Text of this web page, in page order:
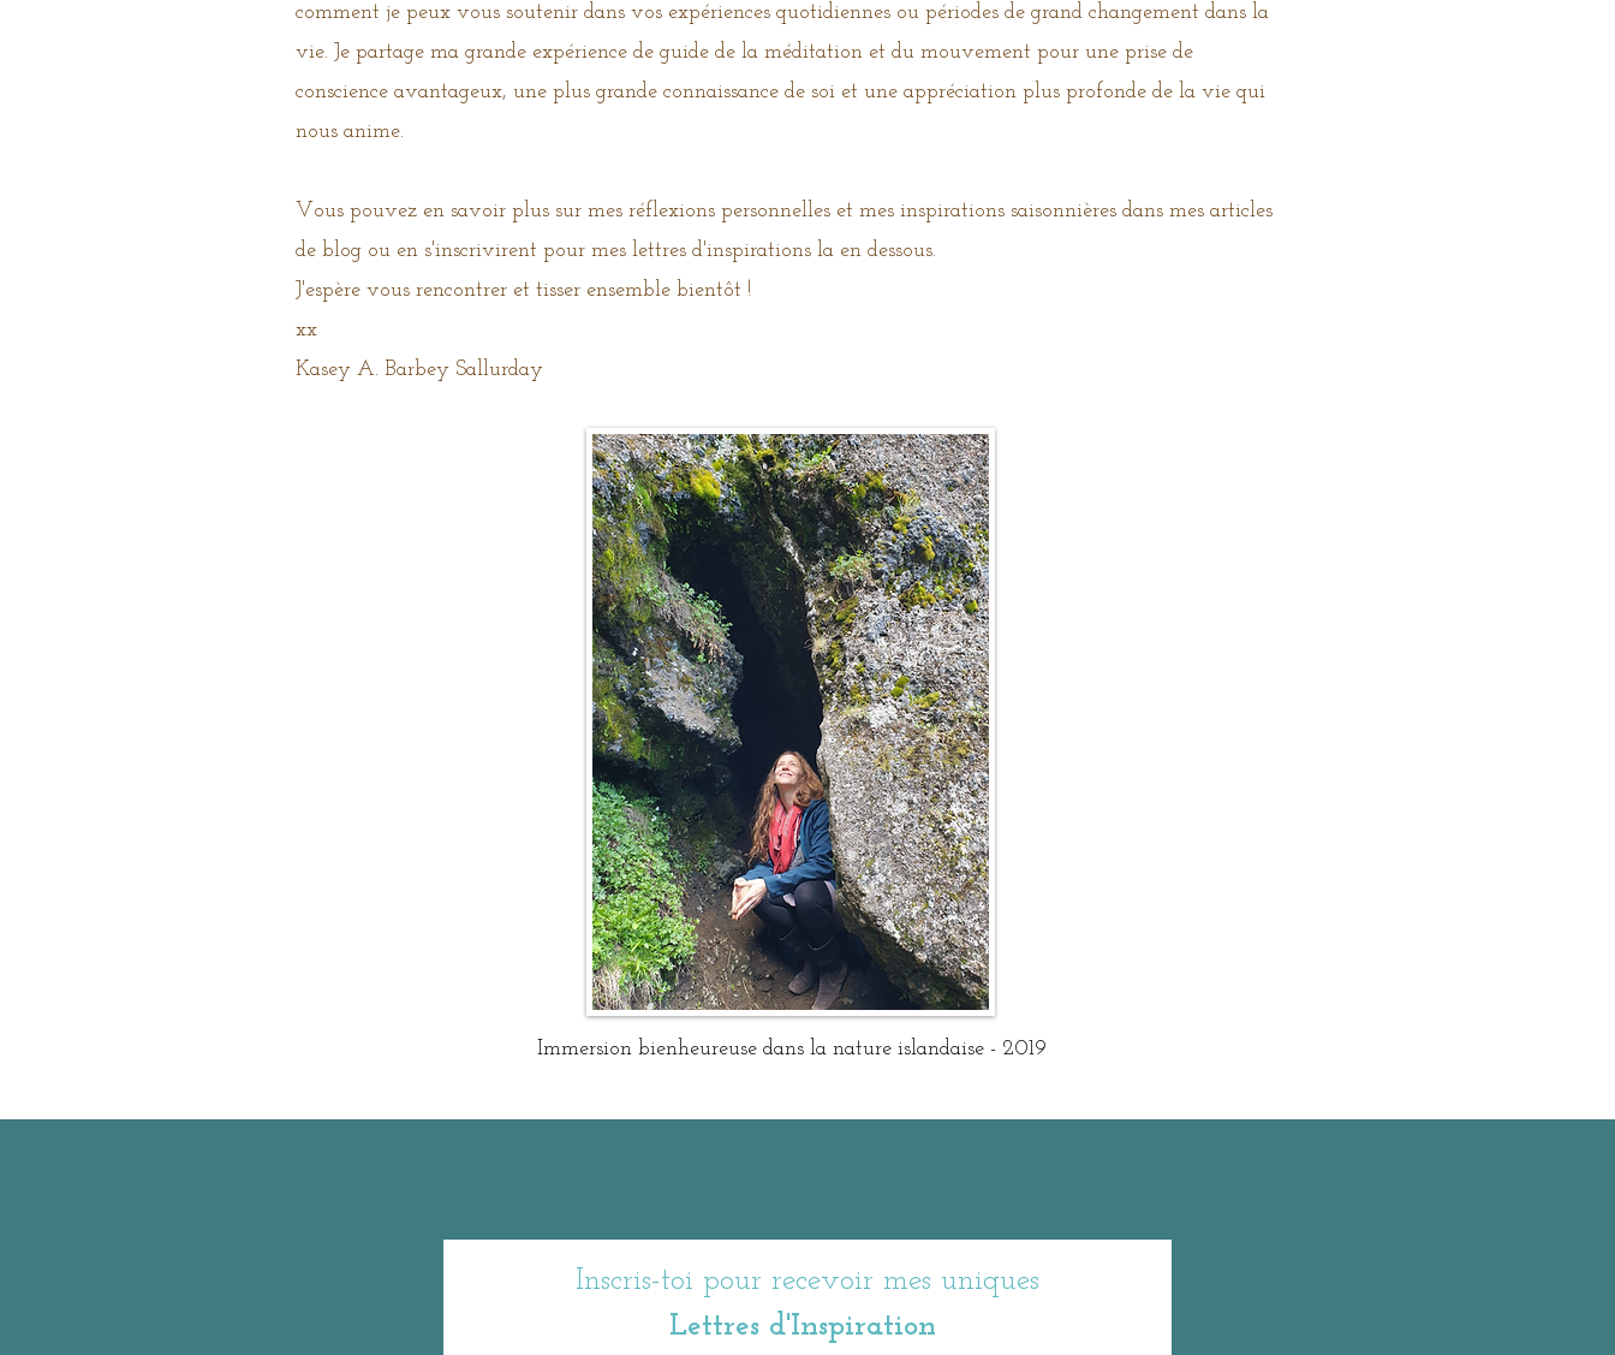
comment je peux vous soutenir dans vos expériences quotidiennes ou périodes de grand changement dans la
vie. Je partage ma grande expérience de guide de la méditation et du mouvement pour une prise de
conscience avantageux, une plus grande connaissance de soi et une appréciation plus profonde de la vie qui
nous anime.
Vous pouvez en savoir plus sur mes réflexions personnelles et mes inspirations saisonnières dans mes articles
de blog ou en s'inscrivirent pour mes lettres d'inspirations la en dessous.
J'espère vous rencontrer et tisser ensemble bientôt !
xx
Kasey A. Barbey Sallurday
Immersion bienheureuse dans la nature islandaise - 2019
Inscris-toi pour recevoir mes uniques
Lettres d'Inspiration